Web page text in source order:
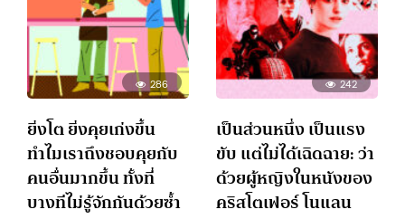
286
ยิ่งโต ยิ่งคุยเก่งขึ้น
ทำไมเราถึงชอบคุยกับ
คนอื่นมากขึ้น ทั้งที่
บางทีไม่รู้จักกันด้วยซ้ำ
242
เป็นส่วนหนึ่ง เป็นแรง
ขับ แต่ไม่ได้เฉิดฉาย: ว่า
ด้วยผู้หญิงในหนังของ
คริสโตเฟอร์ โนแลน